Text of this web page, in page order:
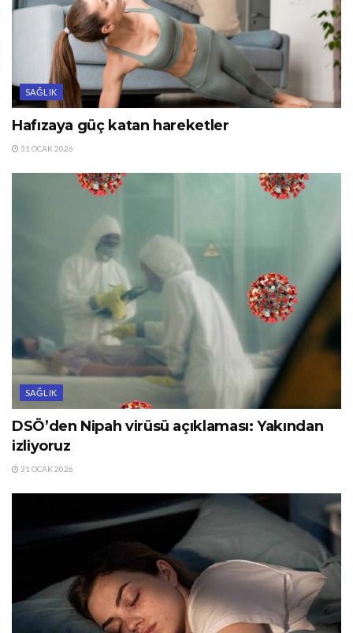
SAĞLIK
Hafızaya güç katan hareketler
31 OCAK 2026
SAĞLIK
DSÖ’den Nipah virüsü açıklaması: Yakından
izliyoruz
31 OCAK 2026